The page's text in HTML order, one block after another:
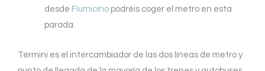
desde Fiumicino podréis coger el metro en esta
parada.
Termini es el intercambiador de las dos líneas de metro y